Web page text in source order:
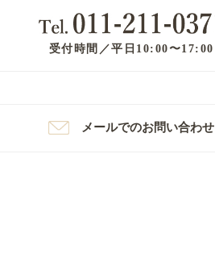
受付時間／平日10:00〜17:00
メールでのお問い合わせ